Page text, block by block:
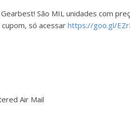
São MIL unidades com
só acessar https://goo.gl/
Air Mail